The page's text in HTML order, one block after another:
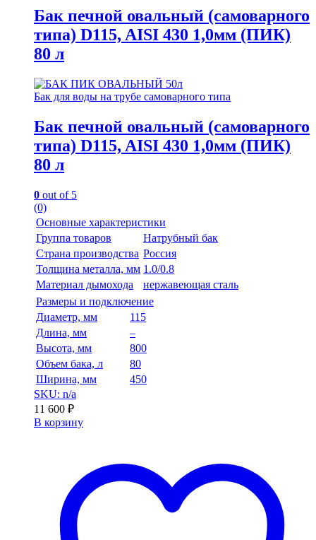
Бак печной овальный (самоварного
типа) D115, AISI 430 1,0мм (ПИК)
80 л
Бак для воды на трубе самоварного типа
Бак печной овальный (самоварного
типа) D115, AISI 430 1,0мм (ПИК)
80 л
0 out of 5
(0)
Основные характеристики
Группа товаров
Натрубный бак
Страна производства Россия
Толщина металла, мм 1.0/0.8
Материал дымохода
нержавеющая сталь
Размеры и подключение
Диаметр, мм
115
Длина, мм
–
Высота, мм
800
Объем бака, л
80
Ширина, мм
450
SKU: n/a
11 600 ₽
В корзину